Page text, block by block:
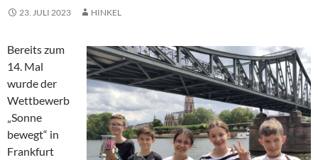
23. JULI 2023 HINKEL
Bereits zum
14. Mal
wurde der
Wettbewerb
„Sonne
bewegt“ in
Frankfurt